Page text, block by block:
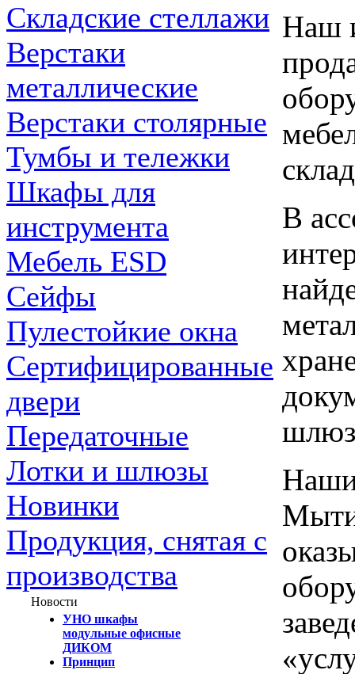
Складские стеллажи
Верстаки
металлические
Верстаки столярные
Тумбы и тележки
Шкафы для
инструмента
Мебель ESD
Сейфы
Пулестойкие окна
Сертифицированные
двери
Передаточные
Лотки и шлюзы
Новинки
Продукция, снятая с
производства
Новости
УНО шкафы
модульные офисные
ДИКОМ
Принцип
Наш
В